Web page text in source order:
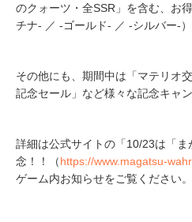
のクォーツ・全SSR」を含む、お
チナ- ／ -ゴールド- ／ -シルバー-）
その他にも、期間中は「マテリオ
記念セール」など様々な記念キャ
詳細は公式サイトの「10/23は「
念！！（https://www.magatsu-
ゲーム内お知らせをご覧ください。